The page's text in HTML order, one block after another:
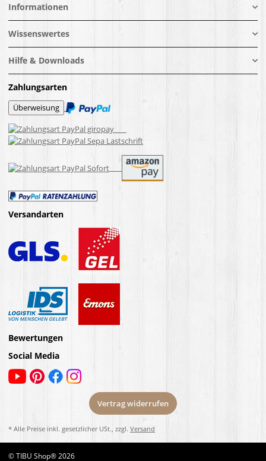
Informationen
Wissenswertes
Hilfe & Downloads
Zahlungsarten
Versandarten
Bewertungen
Social Media
Vertrag widerrufen
* Alle Preise inkl. gesetzlicher USt., zzgl. Versand
© TIBU Shop® 2026